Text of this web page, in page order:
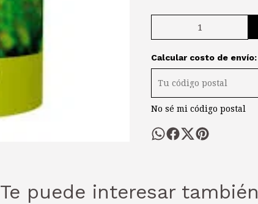
Calcular costo de envío:
No sé mi código postal
Te puede interesar también